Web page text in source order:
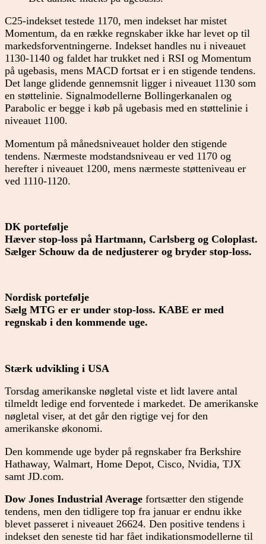
C25-indekset testede 1170, men indekset har mistet
Momentum, da en række regnskaber ikke har levet op til
markedsforventningerne. Indekset handles nu i niveauet
1130-1140 og faldet har trukket ned i RSI og Momentum
på ugebasis, mens MACD fortsat er i en stigende tendens.
Det lange glidende gennemsnit ligger i niveauet 1130 som
en støttelinie. Signalmodellerne Bollingerkanalen og
Parabolic er begge i køb på ugebasis med en støttelinie i
niveauet 1100.
Momentum på månedsniveauet holder den stigende
tendens. Nærmeste modstandsniveau er ved 1170 og
herefter i niveauet 1200, mens nærmeste støtteniveau er
ved 1110-1120.
DK portefølje
Hæver stop-loss på Hartmann, Carlsberg og Coloplast.
Sælger Schouw da de nedjusterer og bryder stop-loss.
Nordisk portefølje
Sælg MTG er er under stop-loss. KABE er med
regnskab i den kommende uge.
Stærk udvikling i USA
Torsdag amerikanske nøgletal viste et lidt lavere antal
tilmeldt ledige end forventede i markedet. De amerikanske
nøgletal viser, at det går den rigtige vej for den
amerikanske økonomi.
Den kommende uge byder på regnskaber fra Berkshire
Hathaway, Walmart, Home Depot, Cisco, Nvidia, TJX
samt JD.com.
Dow Jones Industrial Average fortsætter den stigende
tendens, men den tidligere top fra januar er endnu ikke
blevet passeret i niveauet 26624. Den positive tendens i
indekset den seneste tid har fået indikationsmodellerne til